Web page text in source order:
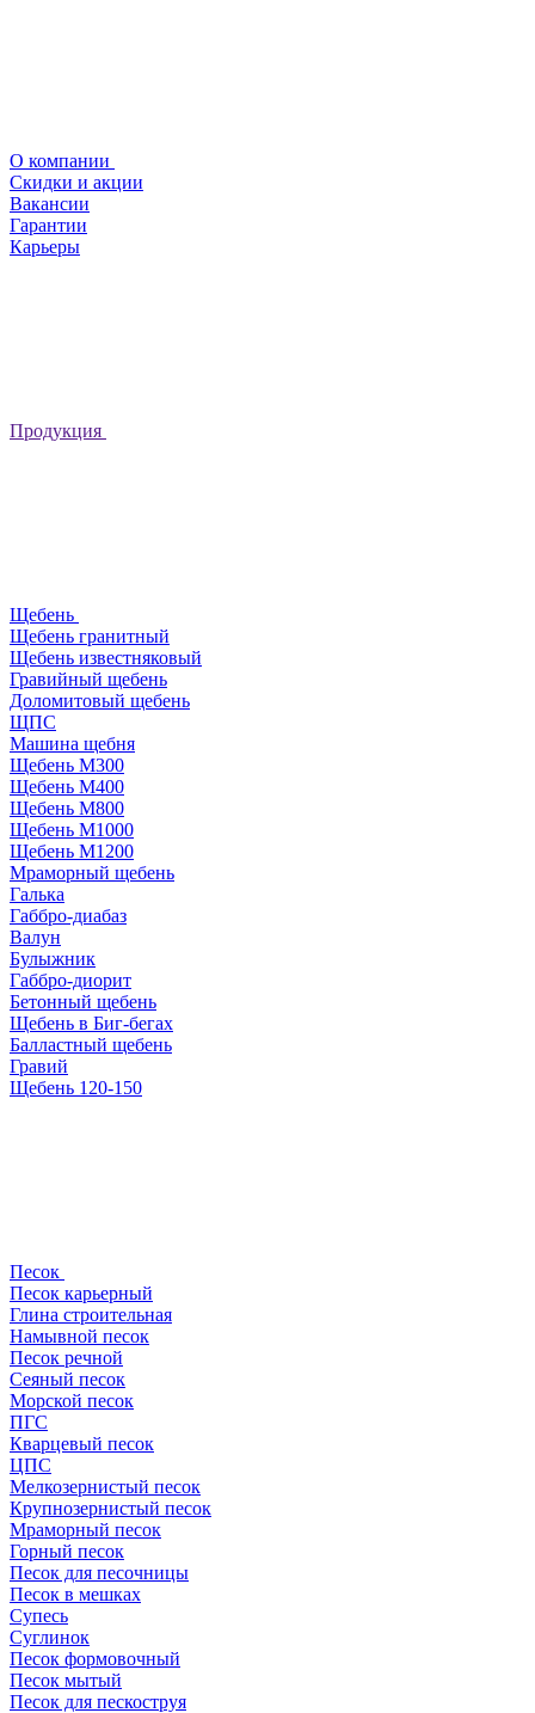
О компании
Скидки и акции
Вакансии
Гарантии
Карьеры
Продукция
Щебень
Щебень гранитный
Щебень известняковый
Гравийный щебень
Доломитовый щебень
ЩПС
Машина щебня
Щебень М300
Щебень М400
Щебень М800
Щебень М1000
Щебень М1200
Мраморный щебень
Галька
Габбро-диабаз
Валун
Булыжник
Габбро-диорит
Бетонный щебень
Щебень в Биг-бегах
Балластный щебень
Гравий
Щебень 120-150
Песок
Песок карьерный
Глина строительная
Намывной песок
Песок речной
Сеяный песок
Морской песок
ПГС
Кварцевый песок
ЦПС
Мелкозернистый песок
Крупнозернистый песок
Мраморный песок
Горный песок
Песок для песочницы
Песок в мешках
Супесь
Суглинок
Песок формовочный
Песок мытый
Песок для пескоструя